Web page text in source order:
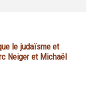
le judaïsme et
Neiger et Michaël